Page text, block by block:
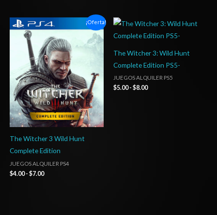
¡Oferta!
The Witcher 3 Wild Hunt
Complete Edition
JUEGOS ALQUILER PS4
$4.00 - $7.00
Rango
de
precios:
desde
$4.00
hasta
$7.00
The Witcher 3: Wild Hunt
Complete Edition PS5-
JUEGOS ALQUILER PS5
$5.00 - $8.00
Rango
de
precios:
$5.00
$8.00